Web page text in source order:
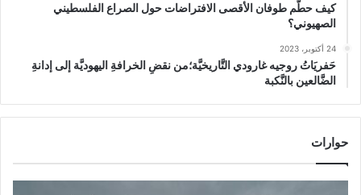
كيف حطَّم طوفان الأقصى الافتراضات حول الصراع الفلسطيني
الصهيوني؟
24 أكتوبر، 2023
حَفريَاتُ روجيه غارودي التَّاريخيَّة؛من نقضِ الخرافةِ اليهوديَّة إلى إدانةِ
الضَّالعين بالنَّكبة
حوارات